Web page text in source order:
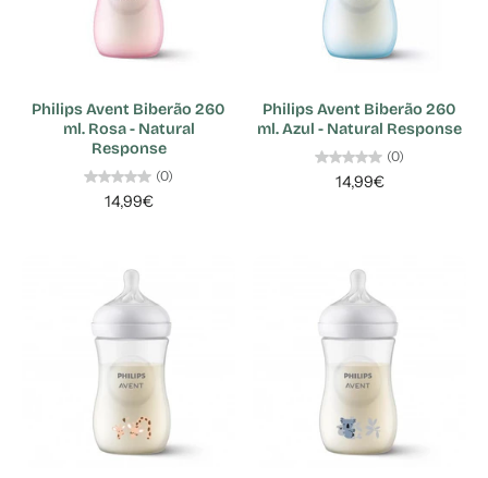
Philips Avent Biberão 260
ml. Rosa - Natural
Response
(0)
14,99€
Philips Avent Biberão 260
ml. Azul - Natural Response
(0)
14,99€